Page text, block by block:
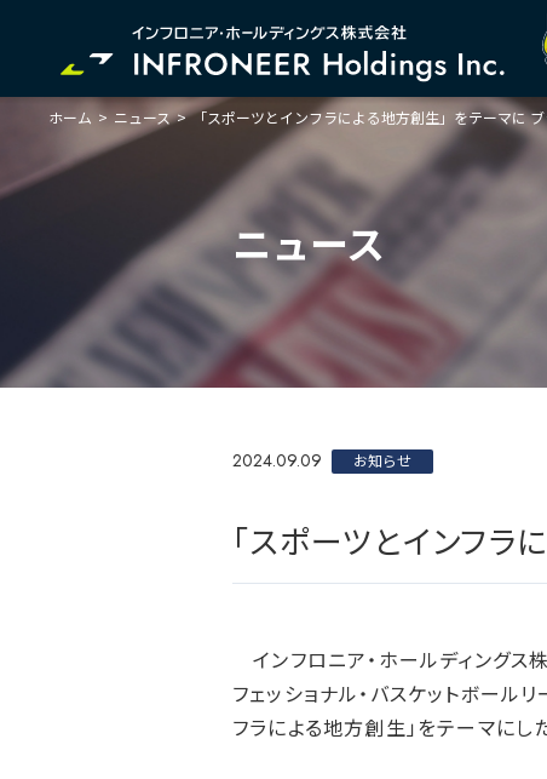
企業情報
IR情報
サステナビリティ
ホーム > ニュース > 「スポーツとインフラによる地方創生」をテーマに
ニュース
2024.09.09 お知らせ
「スポーツとインフ
インフロニア・ホールディングス
フェッショナル・バスケットボール
フラによる地方創生」をテーマにし